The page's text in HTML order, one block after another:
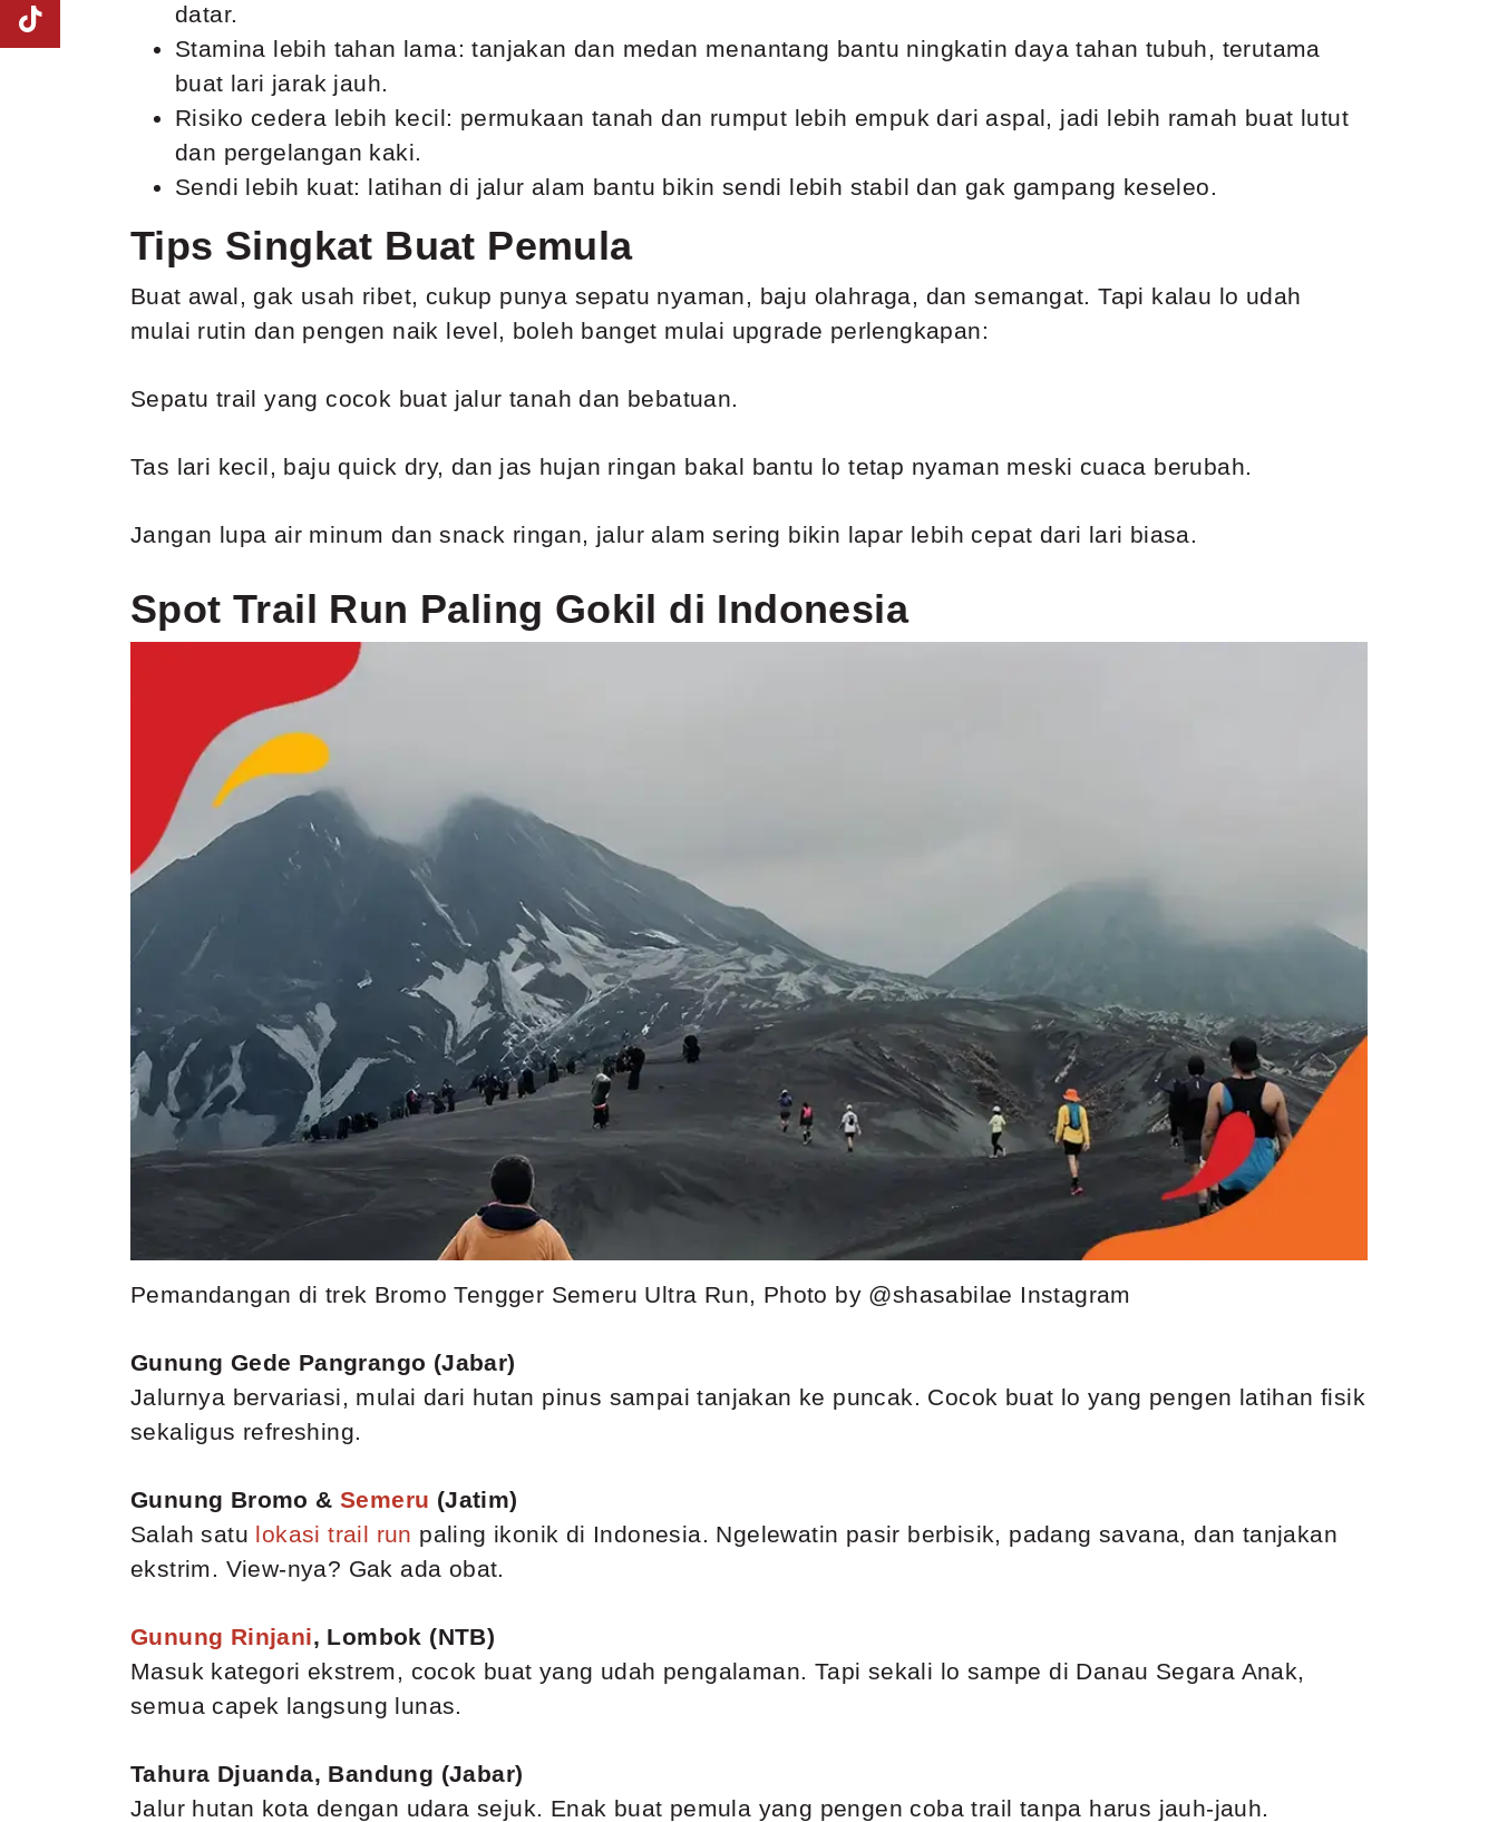
datar.
Stamina lebih tahan lama: tanjakan dan medan menantang bantu ningkatin daya tahan tubuh, terutama
buat lari jarak jauh.
Risiko cedera lebih kecil: permukaan tanah dan rumput lebih empuk dari aspal, jadi lebih ramah buat lutut
dan pergelangan kaki.
Sendi lebih kuat: latihan di jalur alam bantu bikin sendi lebih stabil dan gak gampang keseleo.
Tips Singkat Buat Pemula
Buat awal, gak usah ribet, cukup punya sepatu nyaman, baju olahraga, dan semangat. Tapi kalau lo udah
mulai rutin dan pengen naik level, boleh banget mulai upgrade perlengkapan:
Sepatu trail yang cocok buat jalur tanah dan bebatuan.
Tas lari kecil, baju quick dry, dan jas hujan ringan bakal bantu lo tetap nyaman meski cuaca berubah.
Jangan lupa air minum dan snack ringan, jalur alam sering bikin lapar lebih cepat dari lari biasa.
Spot Trail Run Paling Gokil di Indonesia
Pemandangan di trek Bromo Tengger Semeru Ultra Run, Photo by @shasabilae Instagram
Gunung Gede Pangrango (Jabar)
Jalurnya bervariasi, mulai dari hutan pinus sampai tanjakan ke puncak. Cocok buat lo yang pengen latihan fisik
sekaligus refreshing.
Gunung Bromo & Semeru (Jatim)
Salah satu lokasi trail run paling ikonik di Indonesia. Ngelewatin pasir berbisik, padang savana, dan tanjakan
ekstrim. View-nya? Gak ada obat.
Gunung Rinjani, Lombok (NTB)
Masuk kategori ekstrem, cocok buat yang udah pengalaman. Tapi sekali lo sampe di Danau Segara Anak,
semua capek langsung lunas.
Tahura Djuanda, Bandung (Jabar)
Jalur hutan kota dengan udara sejuk. Enak buat pemula yang pengen coba trail tanpa harus jauh-jauh.